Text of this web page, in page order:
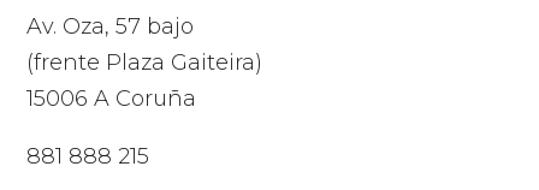
Av. Oza, 57 bajo
(frente Plaza Gaiteira)
15006 A Coruña
881 888 215